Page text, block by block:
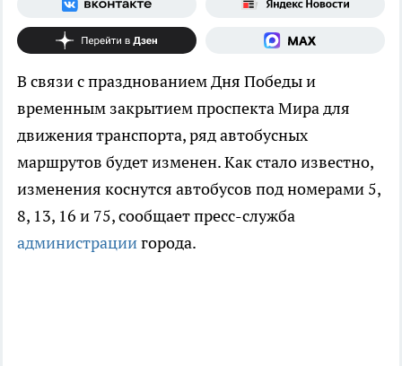
В связи с празднованием Дня Победы и
временным закрытием проспекта Мира для
движения транспорта, ряд автобусных
маршрутов будет изменен. Как стало известно,
изменения коснутся автобусов под номерами 5,
8, 13, 16 и 75, сообщает пресс-служба
администрациигорода.